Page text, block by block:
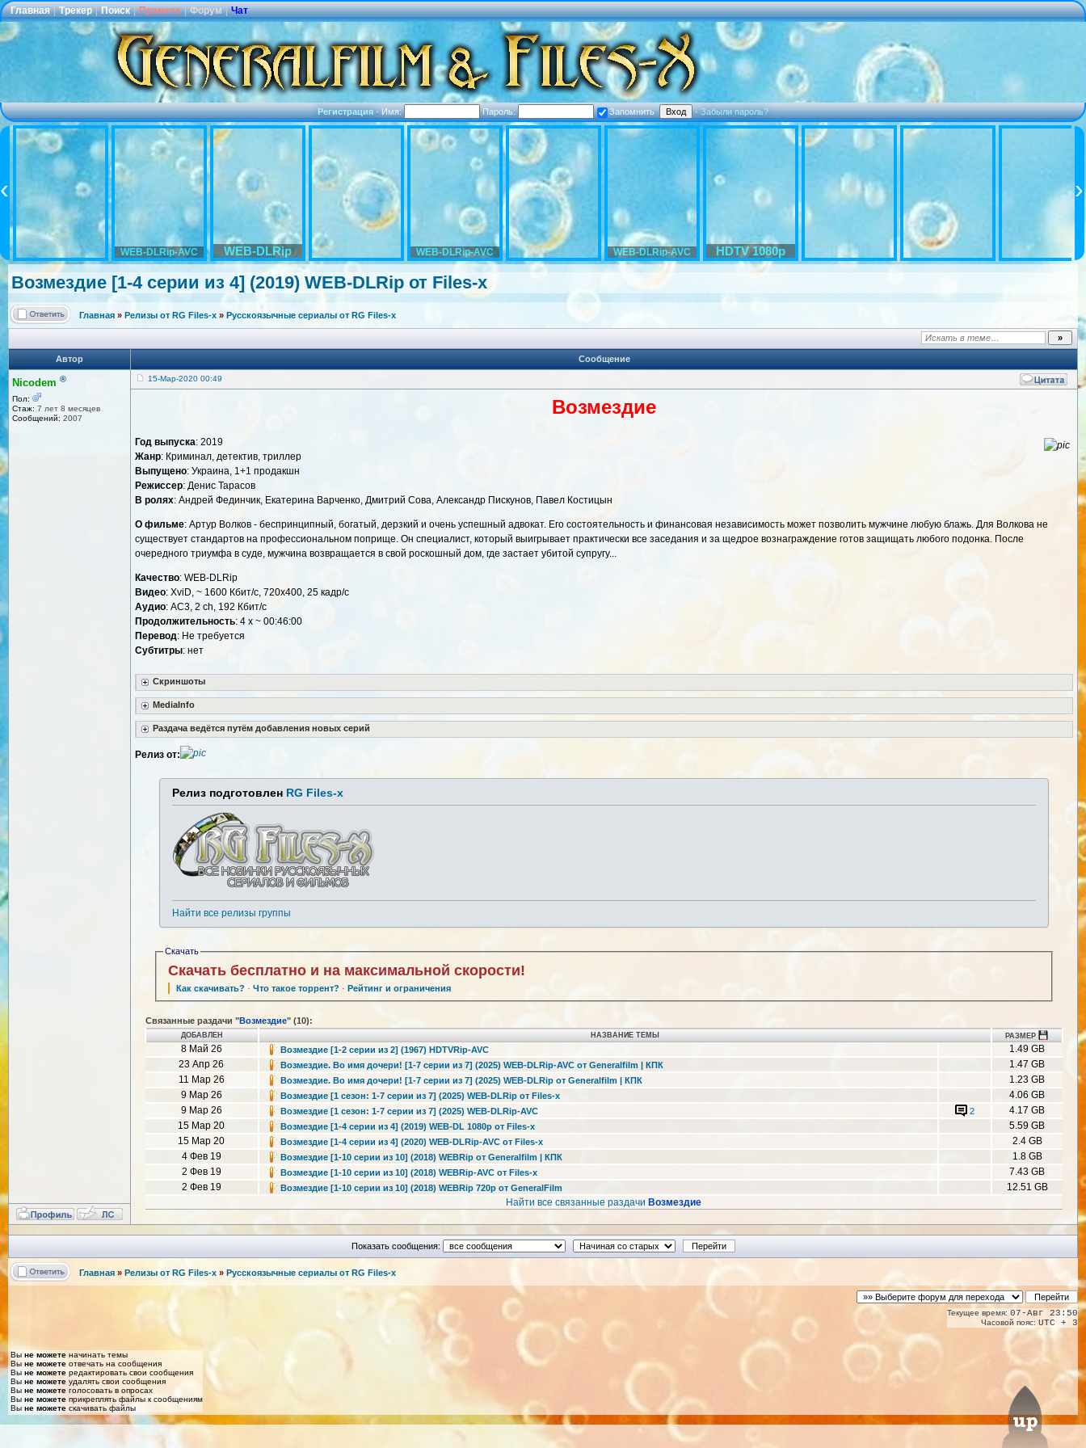
Главная | Трекер | Поиск | Правила | Форум | Чат
Регистрация·Имя: Пароль: Запомнить ·Забыли пароль?
WEB-DLRip-AVC WEB-DLRip WEB-DLRip-AVC WEB-DLRip-AVC HDTV 1080p
Возмездие [1-4 серии из 4] (2019) WEB-DLRip от Files-x
Главная » Релизы от RG Files-x » Русскоязычные сериалы от RG Files-x
Автор Сообщение
Nicodem ®
Пол:
Стаж: 7 лет 8 месяцев
Сообщений: 2007
15-Мар-2020 00:49
Возмездие
Год выпуска: 2019
Жанр: Криминал, детектив, триллер
Выпущено: Украина, 1+1 продакшн
Режиссер: Денис Тарасов
В ролях: Андрей Фединчик, Екатерина Варченко, Дмитрий Сова, Александр Пискунов, Павел Костицын
О фильме: Артур Волков - беспринципный, богатый, дерзкий и очень успешный адвокат. Его состоятельность и финансовая независимость может позволить мужчине любую блажь. Для Волкова не
существует стандартов на профессиональном поприще. Он специалист, который выигрывает практически все заседания и за щедрое вознаграждение готов защищать любого подонка. После
очередного триумфа в суде, мужчина возвращается в свой роскошный дом, где застает убитой супругу...
Качество: WEB-DLRip
Видео: XviD, ~ 1600 Кбит/с, 720x400, 25 кадр/с
Аудио: AC3, 2 ch, 192 Кбит/с
Продолжительность: 4 x ~ 00:46:00
Перевод: Не требуется
Cубтитры: нет
Скриншоты
MediaInfo
Раздача ведётся путём добавления новых серий
Релиз от:
Релиз подготовлен RG Files-x
Найти все релизы группы
Скачать
Скачать бесплатно и на максимальной скорости!
Как скачивать? ·Что такое торрент? · Рейтинг и ограничения
Связанные раздачи "Возмездие" (10):
ДОБАВЛЕН НАЗВАНИЕ ТЕМЫ РАЗМЕР
8 Май 26 Возмездие [1-2 серии из 2] (1967) HDTVRip-AVC
1.49 GB
23 Апр 26
Возмездие. Во имя дочери! [1-7 серии из 7] (2025) WEB-DLRip-AVC от Generalfilm | КПК
1.47 GB
11 Мар 26
Возмездие. Во имя дочери! [1-7 серии из 7] (2025) WEB-DLRip от Generalfilm | КПК
1.23 GB
9 Мар 26
Возмездие [1 сезон: 1-7 серии из 7] (2025) WEB-DLRip от Files-x
4.06 GB
9 Мар 26
Возмездие [1 сезон: 1-7 серии из 7] (2025) WEB-DLRip-AVC 2
4.17 GB
15 Мар 20
Возмездие [1-4 серии из 4] (2019) WEB-DL 1080p от Files-x
5.59 GB
15 Мар 20
Возмездие [1-4 серии из 4] (2020) WEB-DLRip-AVC от Files-x
2.4 GB
4 Фев 19
Возмездие [1-10 серии из 10] (2018) WEBRip от Generalfilm | КПК
1.8 GB
2 Фев 19
Возмездие [1-10 серии из 10] (2018) WEBRip-AVC от Files-x
7.43 GB
2 Фев 19
Возмездие [1-10 серии из 10] (2018) WEBRip 720p от GeneralFilm
12.51 GB
Найти все связанные раздачи Возмездие
Показать сообщения:
Главная » Релизы от RG Files-x » Русскоязычные сериалы от RG Files-x
Текущее время: 07-Авг 23:50
Часовой пояс: UTC + 3
Вы не можете начинать темы
Вы не можете отвечать на сообщения
Вы не можете редактировать свои сообщения
Вы не можете удалять свои сообщения
Вы не можете голосовать в опросах
Вы не можете прикреплять файлы к сообщениям
Вы не можете скачивать файлы